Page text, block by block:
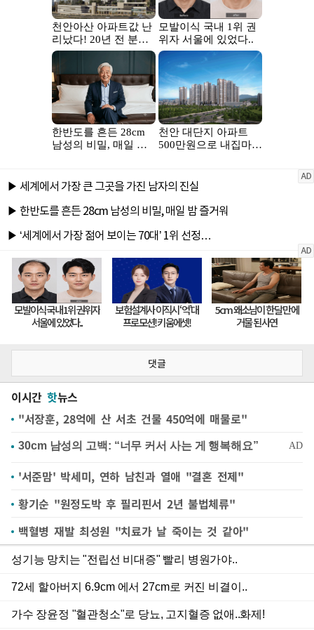
댓글
이시간 핫뉴스
"서장훈, 28억에 산 서초 건물 450억에 매물로"
'서준맘' 박세미, 연하 남친과 열애 "결혼 전제"
황기순 "원정도박 후 필리핀서 2년 불법체류"
백혈병 재발 최성원 "치료가 날 죽이는 것 같아"